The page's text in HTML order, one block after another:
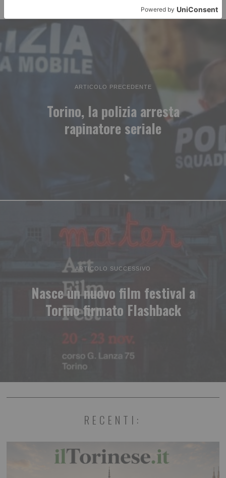
ARTICOLO PRECEDENTE
Torino, la polizia arresta
rapinatore seriale
ARTICOLO SUCCESSIVO
Nasce un nuovo film festival a
Torino firmato Flashback
RECENTI: